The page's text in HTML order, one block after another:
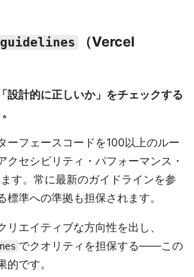
（Vercel
設計的に正しいか」をチェックする
ーフェースコードを100以上のルー
クセシビリティ・パフォーマンス・
す。常に最新のガイドラインを参
標準への準拠も担保されます。
リエイティブな方向性を出し、
でクオリティを担保する——この
です。